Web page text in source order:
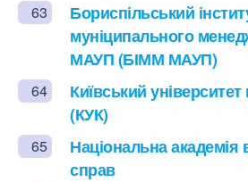
63
Бориспільський
муніципального
МАУП (БІММ МАУП)
64
Київський університет
(КУК)
65
Національна академія
справ